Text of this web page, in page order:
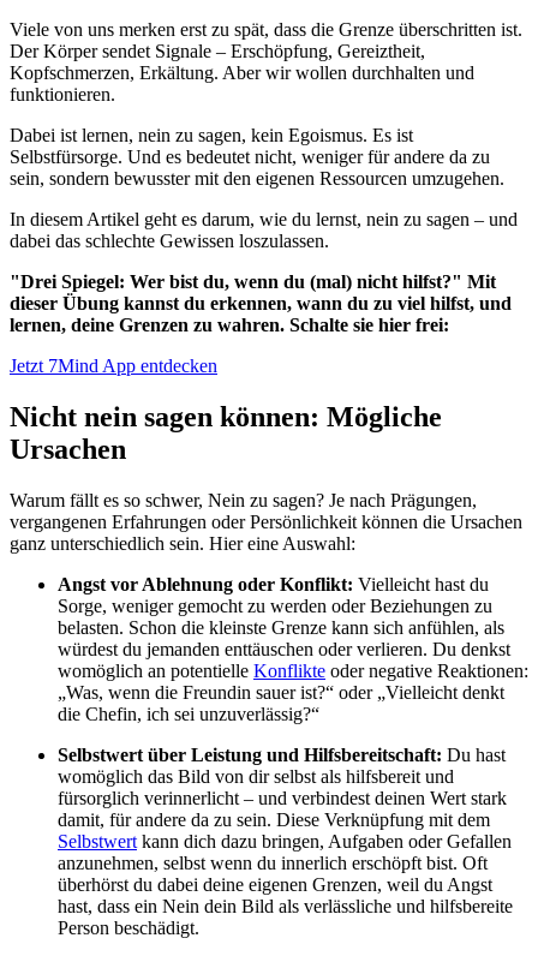
Viele von uns merken erst zu spät, dass die Grenze überschritten ist.
Der Körper sendet Signale – Erschöpfung, Gereiztheit,
Kopfschmerzen, Erkältung. Aber wir wollen durchhalten und
funktionieren.
Dabei ist lernen, nein zu sagen, kein Egoismus. Es ist
Selbstfürsorge. Und es bedeutet nicht, weniger für andere da zu
sein, sondern bewusster mit den eigenen Ressourcen umzugehen.
In diesem Artikel geht es darum, wie du lernst, nein zu sagen – und
dabei das schlechte Gewissen loszulassen.
"Drei Spiegel: Wer bist du, wenn du (mal) nicht hilfst?" Mit
dieser Übung kannst du erkennen, wann du zu viel hilfst, und
lernen, deine Grenzen zu wahren. Schalte sie hier frei:
Jetzt 7Mind App entdecken
Nicht nein sagen können: Mögliche
Ursachen
Warum fällt es so schwer, Nein zu sagen? Je nach Prägungen,
vergangenen Erfahrungen oder Persönlichkeit können die Ursachen
ganz unterschiedlich sein. Hier eine Auswahl:
Angst vor Ablehnung oder Konflikt: Vielleicht hast du
Sorge, weniger gemocht zu werden oder Beziehungen zu
belasten. Schon die kleinste Grenze kann sich anfühlen, als
würdest du jemanden enttäuschen oder verlieren. Du denkst
womöglich an potentielle Konflikte oder negative Reaktionen:
„Was, wenn die Freundin sauer ist?“ oder „Vielleicht denkt
die Chefin, ich sei unzuverlässig?“
Selbstwert über Leistung und Hilfsbereitschaft: Du hast
womöglich das Bild von dir selbst als hilfsbereit und
fürsorglich verinnerlicht – und verbindest deinen Wert stark
damit, für andere da zu sein. Diese Verknüpfung mit dem
Selbstwert kann dich dazu bringen, Aufgaben oder Gefallen
anzunehmen, selbst wenn du innerlich erschöpft bist. Oft
überhörst du dabei deine eigenen Grenzen, weil du Angst
hast, dass ein Nein dein Bild als verlässliche und hilfsbereite
Person beschädigt.